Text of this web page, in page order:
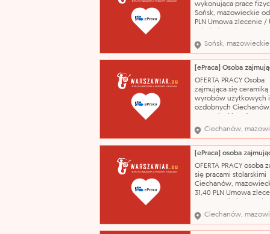
01.0
wykonująca prace
Sońsk, mazowieckie od
PLN Umowa zlecenie /
02.08.2026 wg
zawód - Meliorant
przez PUP Kontakt
Powiatowy Urząd
236730885 Powiatowy
Pracy w Ciechanowie
02.08.2026 - 09.08.202
Sońsk, mazowieckie
OFERTA PRACY Osoba
zajmująca się ceramiką
wyrobów użytkowych i
ozdobnych
zł./godz Umowa
Umowa o świadczenie
01.08.2026 praca z
masami lejnymi,
wyrobów
z kursantami
podstawowe zawó
Ciechanów,
OFERTA PRACY osoba
się pracami stolarskimi
Ciechanów,
31,40 PLN Umowa
06.08.2026 wg
zawód - Stolarz
kontakt przez PUP
Ciechanów,